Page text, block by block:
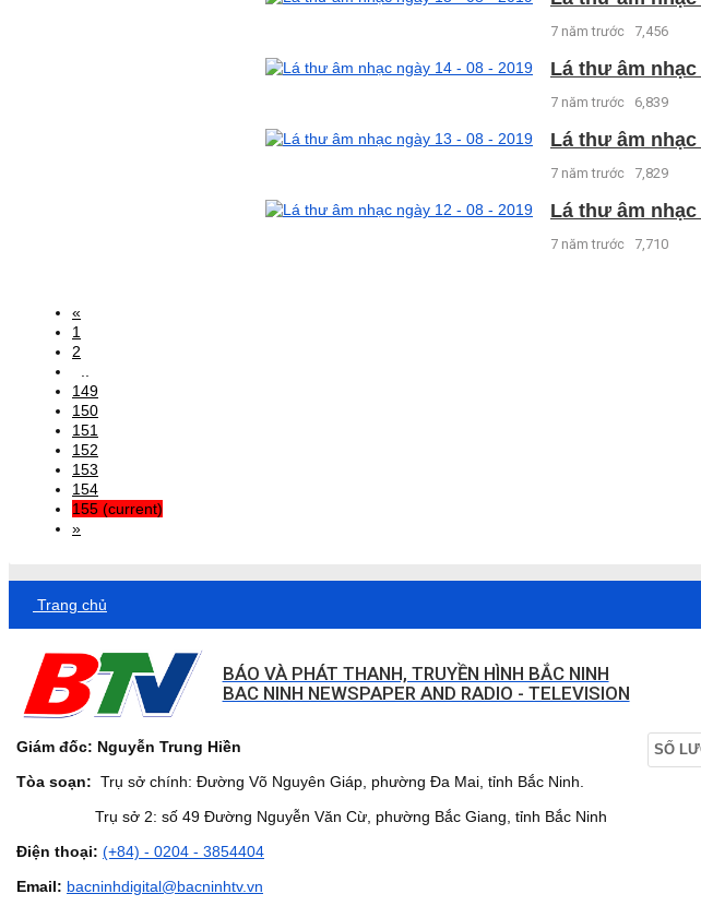
7 năm trước 7,456
Lá thư âm nhạc
7 năm trước 6,839
Lá thư âm nhạc
7 năm trước 7,829
Lá thư âm nhạc
7 năm trước 7,710
«
1
2
149
150
151
152
153
154
155 (current)
»
Trang chủ
BÁO VÀ PHÁT THANH, TRUYỀN HÌNH BẮC NINH
BAC NINH NEWSPAPER AND RADIO - TELEVISION
Giám đốc: Nguyễn Trung Hiền
Tòa soạn: Trụ sở chính: Đường Võ Nguyên Giáp, phường Đa Mai, tỉnh Bắc Ninh.
Trụ sở 2: số 49 Đường Nguyễn Văn Cừ, phường Bắc Giang, tỉnh Bắc Ninh
Điện thoại: (+84) - 0204 - 3854404
Email: bacninhdigital@bacninhtv.vn
SỐ